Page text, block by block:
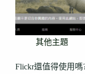
其他主題
Flickr還值得使用嗎